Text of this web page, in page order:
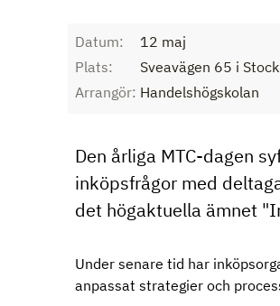
Datum:
12 maj
Plats:
Sveavägen 65 i
Arrangör: Handelshögskolan
Den årliga MTC-dagen
inköpsfrågor med
det högaktuella ämnet
Under senare tid har
anpassat strategier och